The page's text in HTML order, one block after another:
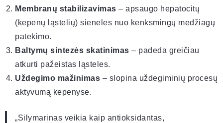
Membranų stabilizavimas – apsaugo hepatocitų
(kepenų ląstelių) sieneles nuo kenksmingų medžiagų
patekimo.
Baltymų sintezės skatinimas – padeda greičiau
atkurti pažeistas ląsteles.
Uždegimo mažinimas – slopina uždegiminių procesų
aktyvumą kepenyse.
„Silymarinas veikia kaip antioksidantas,